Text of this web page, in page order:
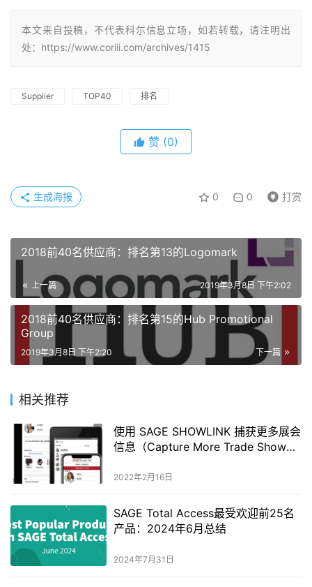
本文来自投稿，不代表科尓信息立场，如若转载，请注明出
处：https://www.coriii.com/archives/1415
Supplier TOP40 排名
赞 (0)
0 0 打赏
生成海报
2018前40名供应商：排名第13的Logomark
上一篇 2019年3月8日 下午2:02
2018前40名供应商：排名第15的Hub Promotional
Group
下一篇
2019年3月8日 下午2:20
相关推荐
使用 SAGE SHOWLINK 捕获更多展会
信息（Capture More Trade Show
2022年2月16日
SAGE Total Access最受欢迎前25名
产品：2024年6月总结
2024年7月31日